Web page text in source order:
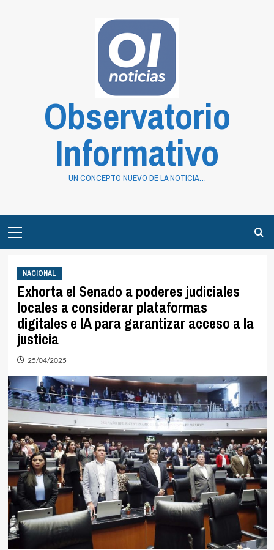
Observatorio
Informativo
UN CONCEPTO NUEVO DE LA NOTICIA…
Menu
NACIONAL
Exhorta el Senado a poderes judiciales
locales a considerar plataformas
digitales e IA para garantizar acceso a la
justicia
25/04/2025